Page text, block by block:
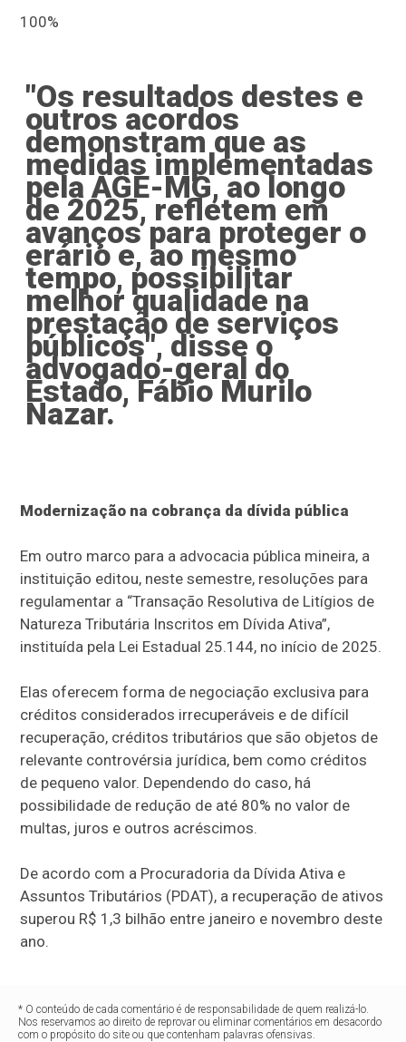
100%
"Os resultados destes e
outros acordos
demonstram que as
medidas implementadas
pela AGE-MG, ao longo
de 2025, refletem em
avanços para proteger o
erário e, ao mesmo
tempo, possibilitar
melhor qualidade na
prestação de serviços
públicos", disse o
advogado-geral do
Estado, Fábio Murilo
Nazar.
Modernização na cobrança da dívida pública
Em outro marco para a advocacia pública mineira, a
instituição editou, neste semestre, resoluções para
regulamentar a “Transação Resolutiva de Litígios de
Natureza Tributária Inscritos em Dívida Ativa”,
instituída pela Lei Estadual 25.144, no início de 2025.
Elas oferecem forma de negociação exclusiva para
créditos considerados irrecuperáveis e de difícil
recuperação, créditos tributários que são objetos de
relevante controvérsia jurídica, bem como créditos
de pequeno valor. Dependendo do caso, há
possibilidade de redução de até 80% no valor de
multas, juros e outros acréscimos.
De acordo com a Procuradoria da Dívida Ativa e
Assuntos Tributários (PDAT), a recuperação de ativos
superou R$ 1,3 bilhão entre janeiro e novembro deste
ano.
* O conteúdo de cada comentário é de responsabilidade de quem realizá-lo.
Nos reservamos ao direito de reprovar ou eliminar comentários em desacordo
com o propósito do site ou que contenham palavras ofensivas.